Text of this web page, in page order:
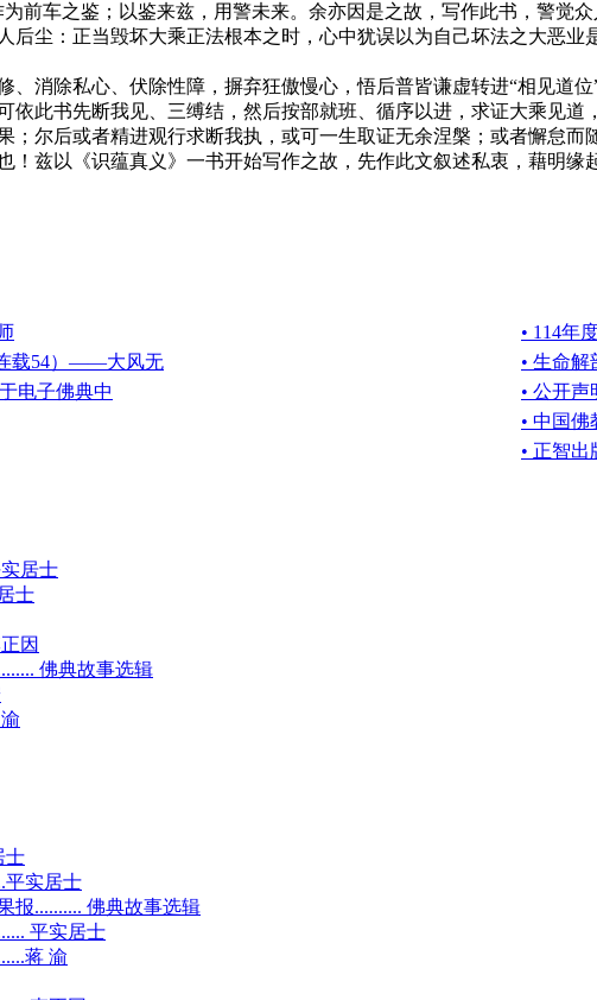
前车之鉴；以鉴来兹，用警未来。余亦因是之故，写作此书，警觉
尘：正当毁坏大乘正法根本之时，心中犹误以为自己坏法之大恶
消除私心、伏除性障，摒弃狂傲慢心，悟后普皆谦虚转进“相见道
依此书先断我见、三缚结，然后按部就班、循序以进，求证大乘见
；尔后或者精进观行求断我执，或可一生取证无余涅槃；或者懈怠
！兹以《识蕴真义》一书开始写作之故，先作此文叙述私衷，藉明缘
• 114年
载54）——大风无
• 生命
电子佛典中
• 公开声
• 中国
• 正智出
实居士
士
因
佛典故事选辑
士
平实居士
报.......... 佛典故事选辑
平实居士
蒋 渝